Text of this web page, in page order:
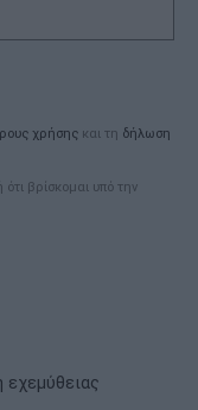
χρήσης και τη δήλωση
βρίσκομαι υπό την